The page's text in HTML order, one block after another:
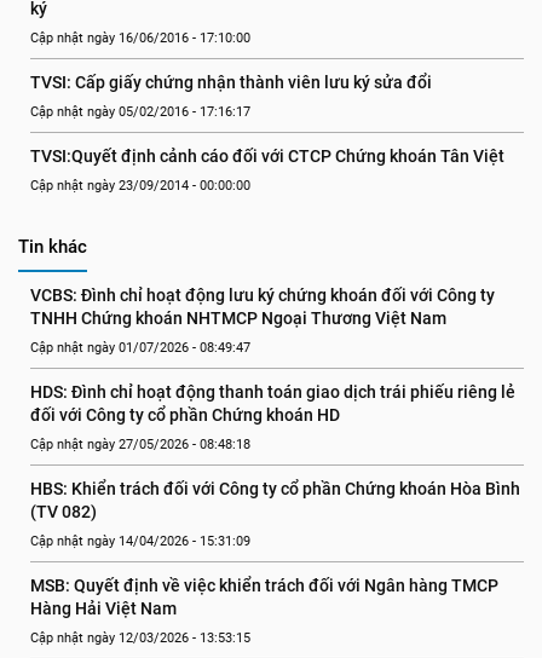
ký
Cập nhật ngày 16/06/2016 - 17:10:00
TVSI: Cấp giấy chứng nhận thành viên lưu ký sửa đổi
Cập nhật ngày 05/02/2016 - 17:16:17
TVSI:Quyết định cảnh cáo đối với CTCP Chứng khoán Tân Việt
Cập nhật ngày 23/09/2014 - 00:00:00
Tin khác
VCBS: Đình chỉ hoạt động lưu ký chứng khoán đối với Công ty
TNHH Chứng khoán NHTMCP Ngoại Thương Việt Nam
Cập nhật ngày 01/07/2026 - 08:49:47
HDS: Đình chỉ hoạt động thanh toán giao dịch trái phiếu riêng lẻ
đối với Công ty cổ phần Chứng khoán HD
Cập nhật ngày 27/05/2026 - 08:48:18
HBS: Khiển trách đối với Công ty cổ phần Chứng khoán Hòa Bình
(TV 082)
Cập nhật ngày 14/04/2026 - 15:31:09
MSB: Quyết định về việc khiển trách đối với Ngân hàng TMCP
Hàng Hải Việt Nam
Cập nhật ngày 12/03/2026 - 13:53:15